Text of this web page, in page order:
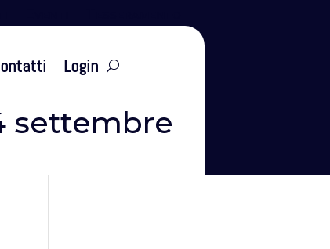
Login
settembre